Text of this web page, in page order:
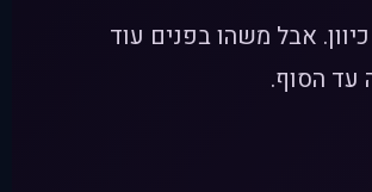
אבל משהו בפנים עוד
עד הסוף.